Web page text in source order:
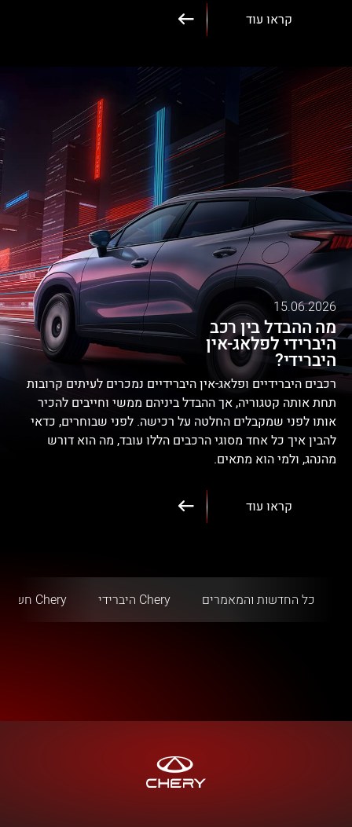
קראו עוד
15.06.2026
מה ההבדל בין רכב
היברידי לפלאג-אין
היברידי?
רכבים היברידיים ופלאג-אין היברידיים נמכרים לעיתים קרובות
תחת אותה קטגוריה, אך ההבדל ביניהם ממשי וחייבים להכיר
אותו לפני שמקבלים החלטה על רכישה. לפני שבוחרים, כדאי
להבין איך כל אחד מסוגי הרכבים הללו עובד, מה הוא דורש
מהנהג, ולמי הוא מתאים.
קראו עוד
כל החדשות והמאמרים Chery היברידי Chery חשמלי